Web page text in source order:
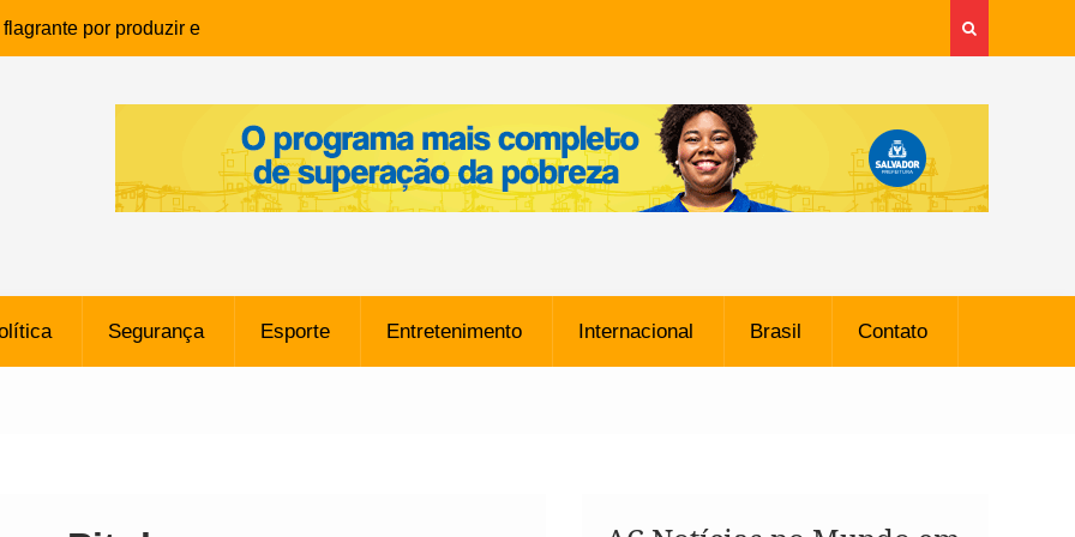
por produzir e
infantil em Eunápolis
morreu após ataque
sem restrições e pode
o Vasco
SpaceX Colide com a Lua
Afirma a Nasa
Segurança Esporte Entretenimento Internacional Brasil Contato